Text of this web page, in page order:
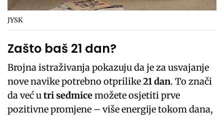
JYSK
Zašto baš 21 dan?
Brojna istraživanja pokazuju da je za usvajanje
nove navike potrebno otprilike21 dan. To znači
da već utri sedmicemožete osjetiti prve
pozitivne promjene – više energije tokom dana,